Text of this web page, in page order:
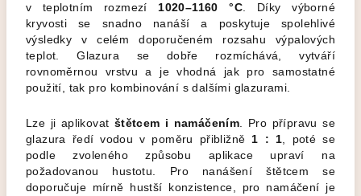
v teplotním rozmezí 1020–1160 °C . Díky výborné
kryvosti se snadno nanáší a poskytuje spolehlivé
výsledky v celém doporučeném rozsahu výpalových
teplot. Glazura se dobře rozmíchává, vytváří
rovnoměrnou vrstvu a je vhodná jak pro samostatné
použití, tak pro kombinování s dalšími glazurami.
Lze ji aplikovat štětcem i namáčením . Pro přípravu se
glazura ředí vodou v poměru přibližně 1 : 1 , poté se
podle zvoleného způsobu aplikace upraví na
požadovanou hustotu. Pro nanášení štětcem se
doporučuje mírně hustší konzistence, pro namáčení je